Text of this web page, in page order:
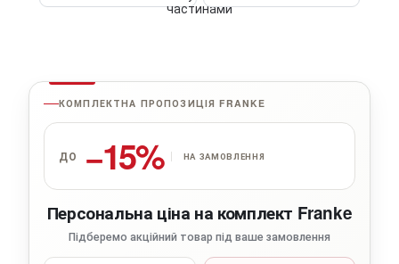
КОМПЛЕКТНА ПРОПОЗИЦІЯ FRANKE
ДО −15% НА ЗАМОВЛЕННЯ
Персональна ціна на комплект Franke
Підберемо акційний товар під ваше замовлення